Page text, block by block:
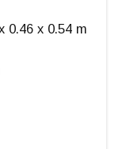
0.46 x 0.54 m